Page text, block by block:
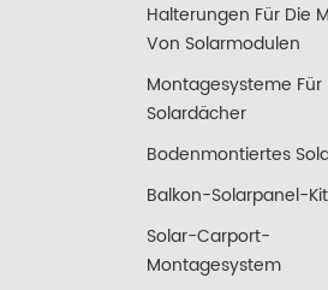
Halterungen Für Die
Von Solarmodulen
Montagesysteme Für
Solardächer
Bodenmontiertes
Balkon-Solarpanel-Kit
Solar-Carport-
Montagesystem